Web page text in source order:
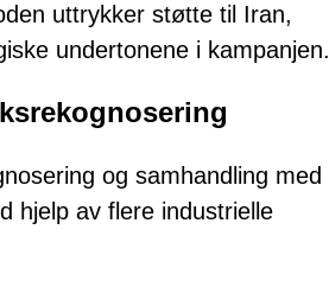
uttrykker støtte til Iran,
undertonene i kampanjen.
og samhandling med
hjelp av flere industrielle